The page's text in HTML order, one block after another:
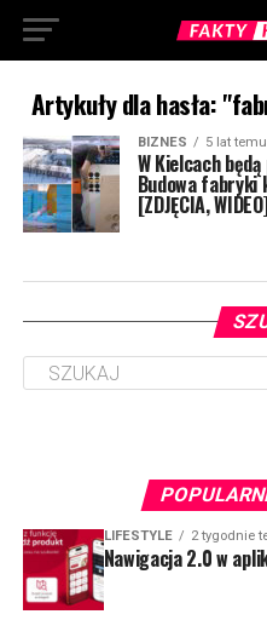
Artykuły dla hasła:
BIZNES 5 lat temu
W Kielcach
Budowa fabryki
[ZDJĘCIA,
LIFESTYLE 2 tygodnie
Nawigacja 2.0 w